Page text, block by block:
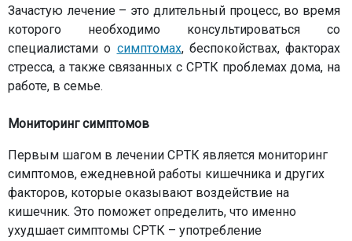
Зачастую лечение – это длительный процесс, во время
которого необходимо консультироваться со
специалистами о симптомах, беспокойствах, факторах
стресса, а также связанных с СРТК проблемах дома, на
работе, в семье.
Мониторинг симптомов
Первым шагом в лечении СРТК является мониторинг
симптомов, ежедневной работы кишечника и других
факторов, которые оказывают воздействие на
кишечник. Это поможет определить, что именно
ухудшает симптомы СРТК – употребление